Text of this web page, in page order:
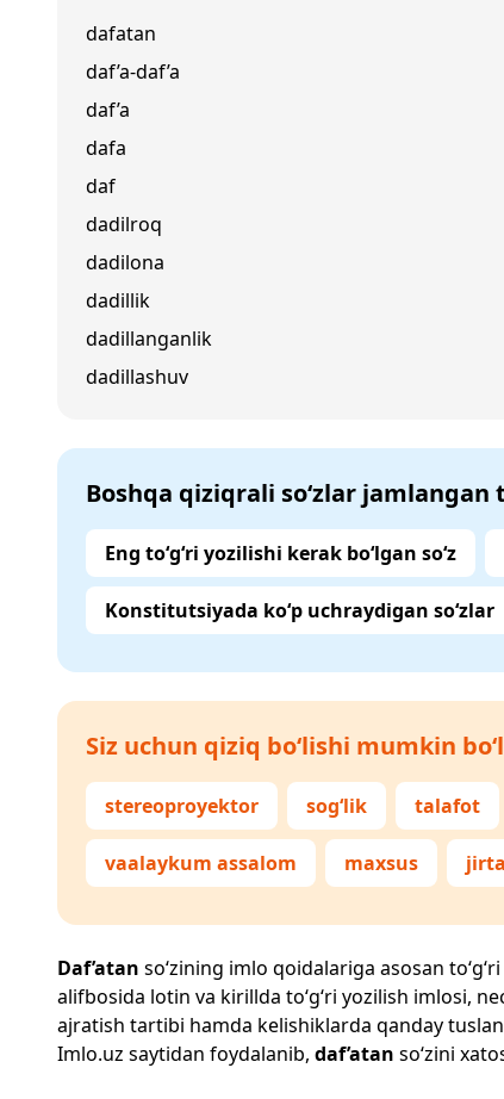
dafatan
daf’a-daf’a
daf’a
dafa
daf
dadilroq
dadilona
dadillik
dadillanganlik
dadillashuv
Boshqa qiziqrali so‘zlar jamlangan
Eng to‘g‘ri yozilishi kerak bo‘lgan so‘z
Konstitutsiyada ko‘p uchraydigan so‘zlar
Siz uchun qiziq bo‘lishi mumkin
stereoproyektor sog‘lik talafot
vaalaykum assalom maxsus
Daf’atan so‘zining imlo qoidalariga asosan
alifbosida lotin va kirillda to‘g‘ri yozilish imlosi,
ajratish tartibi hamda kelishiklarda qanday
Imlo.uz saytidan foydalanib, daf’atan so‘zini